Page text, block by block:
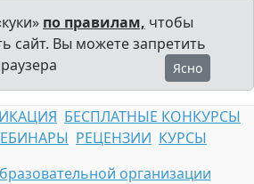
по правилам, чтобы
сайт. Вы можете запретить
Ясно
БЕСПЛАТНЫЕ КОНКУРСЫ
РЕЦЕНЗИИ КУРСЫ
организации